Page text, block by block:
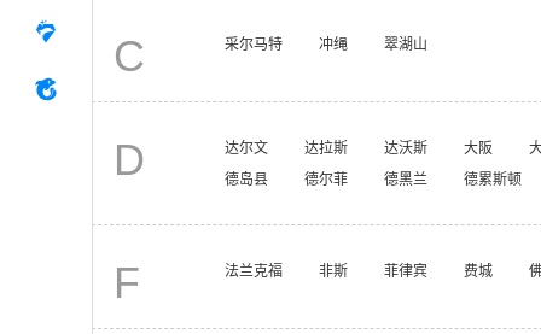
C 采尔马特 冲绳 翠湖山
D 达尔文 达拉斯 达沃斯 大阪
德岛县
德尔菲 德黑兰 德累斯顿
F 法兰克福 非斯 菲律宾 费城